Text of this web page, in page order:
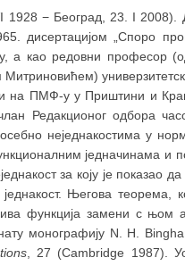
1928 − Београд, 23. I
дисертацијом „Споро
а као редовни професор
ПМФ-у у Приштини и
Редакционог одбора
неједнакостима у
једначинама и
за коју је показао
Његова теорема,
функција замени с њом
монографију N. H.
, 27 (Cambridge 1987).